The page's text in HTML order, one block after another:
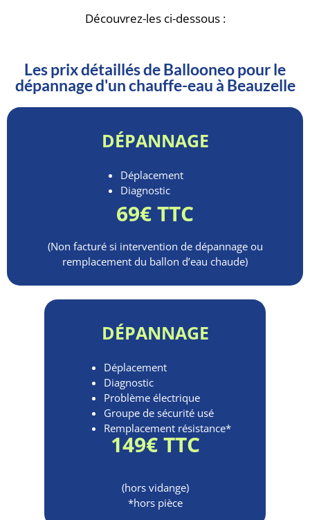
Découvrez-les ci-dessous :
Les prix détaillés de Ballooneo pour le
dépannage d'un chauffe-eau à Beauzelle
DÉPANNAGE
Déplacement
Diagnostic
69€ TTC
(Non facturé si intervention de dépannage ou
remplacement du ballon d’eau chaude)
DÉPANNAGE
Déplacement
Diagnostic
Problème électrique
Groupe de sécurité usé
Remplacement résistance*
149€ TTC
(hors vidange)
*hors pièce